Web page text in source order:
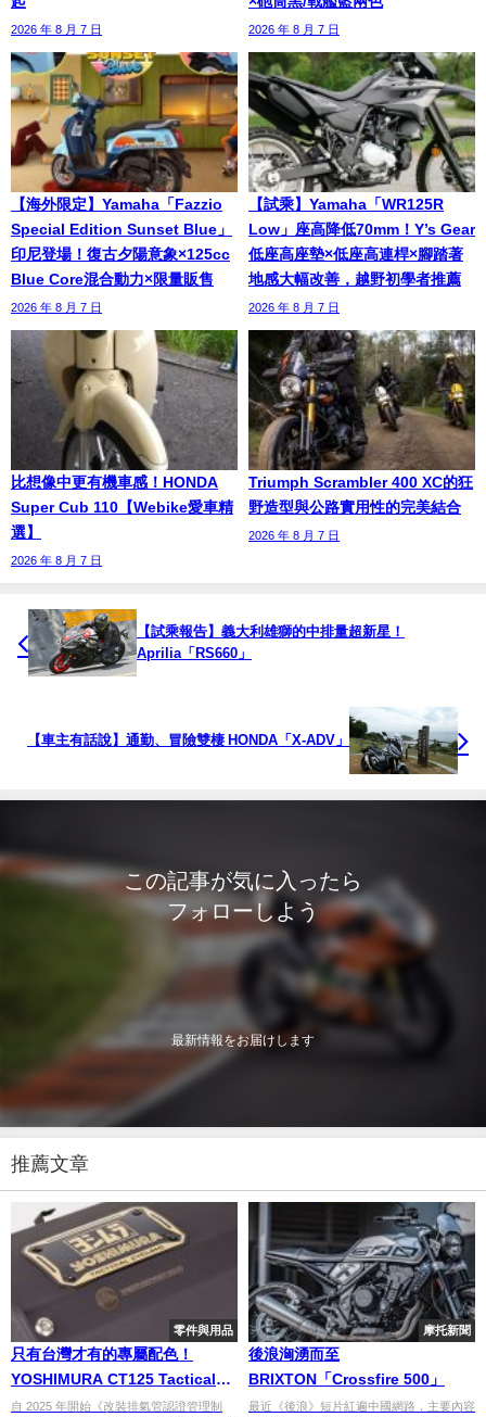
2026 年 8 月 7 日 2026 年 8 月 7 日
【海外限定】Yamaha「Fazzio
Special Edition Sunset Blue」
印尼登場！復古夕陽意象×125cc
Blue Core混合動力×限量販售
2026 年 8 月 7 日
【試乘】Yamaha「WR125R
Low」座高降低70mm！Y’s Gear
低座高座墊×低座高連桿×腳踏著
地感大幅改善，越野初學者推薦
2026 年 8 月 7 日
比想像中更有機車感！HONDA
Super Cub 110【Webike愛車精
選】
2026 年 8 月 7 日
Triumph Scrambler 400 XC的狂
野造型與公路實用性的完美結合
2026 年 8 月 7 日
【試乘報告】義大利雄獅的中排量超新星！
Aprilia「RS660」
【車主有話說】通勤、冒險雙棲 HONDA「X-ADV」
この記事が気に入ったら
フォローしよう
最新情報をお届けします
推薦文章
零件與用品
只有台灣才有的專屬配色！
YOSHIMURA CT125 Tactical
Cyclone 台灣合法認證全段排氣
自 2025 年開始《改裝排氣管認證管理制
摩托新聞
後浪洶湧而至
BRIXTON「Crossfire 500」
最近《後浪》短片紅遍中國網路，主要內容